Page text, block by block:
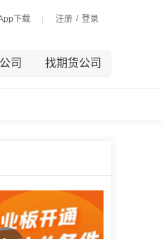
下载 注册 / 登录
司 找期货公司